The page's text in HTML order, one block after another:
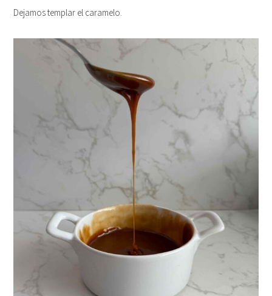
Dejamos templar el caramelo.